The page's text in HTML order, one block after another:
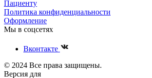
Пациенту
Политика конфиденциальности
Оформление
Мы в соцсетях
Вконтакте
© 2024 Все права защищены.
Версия для